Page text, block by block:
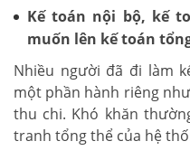
Kế toán nội bộ, kế
muốn lên kế toán
Nhiều người đã đi làm
một phần hành riêng
thu chi. Khó khăn
tranh tổng thể của hệ